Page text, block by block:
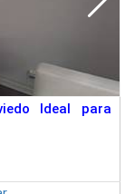
Ideal para